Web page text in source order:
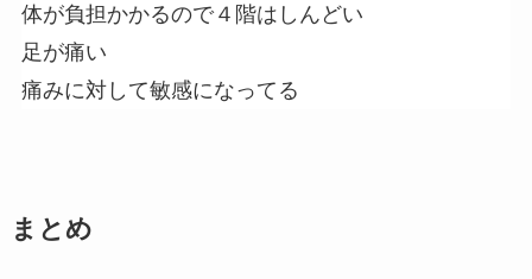
体が負担かかるので４階はしんどい
足が痛い
痛みに対して敏感になってる
まとめ